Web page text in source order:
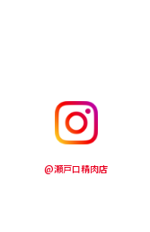
@瀬戸口精肉店